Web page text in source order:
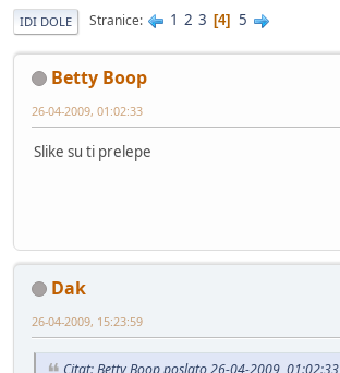
IDI DOLE Stranice 1 2 3 4 5
Betty Boop
26-04-2009, 01:02:33
Slike su ti prelepe
Dak
26-04-2009, 15:23:59
Citat: Betty Boop poslato 26-04-2009, 01:02:33